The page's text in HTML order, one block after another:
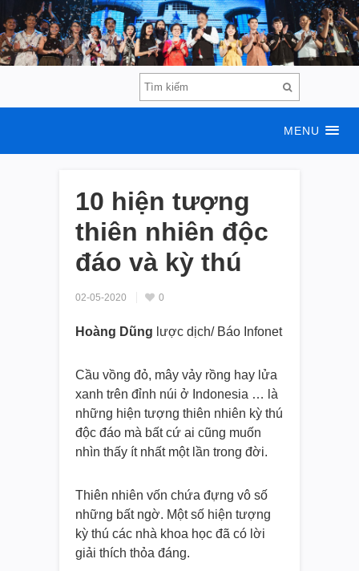
MENU
10 hiện tượng
thiên nhiên độc
đáo và kỳ thú
02-05-2020 0
Hoàng Dũng lược dịch/ Báo Infonet
Cầu vồng đỏ, mây vảy rồng hay lửa
xanh trên đỉnh núi ở Indonesia … là
những hiện tượng thiên nhiên kỳ thú
độc đáo mà bất cứ ai cũng muốn
nhìn thấy ít nhất một lần trong đời.
Thiên nhiên vốn chứa đựng vô số
những bất ngờ. Một số hiện tượng
kỳ thú các nhà khoa học đã có lời
giải thích thỏa đáng.